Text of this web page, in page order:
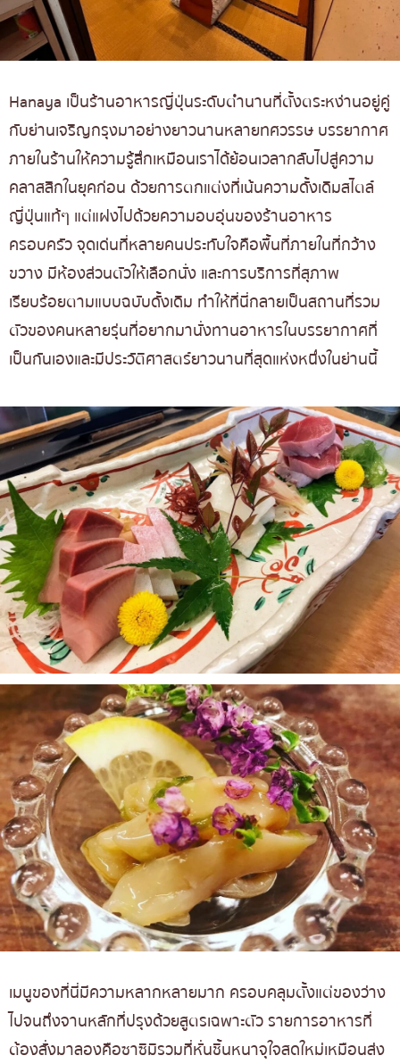
Hanaya เป็นร้านอาหารญี่ปุ่นระดับตำนานที่ตั้งตระหง่านอยู่คู่
กับย่านเจริญกรุงมาอย่างยาวนานหลายทศวรรษ บรรยากาศ
ภายในร้านให้ความรู้สึกเหมือนเราได้ย้อนเวลากลับไปสู่ความ
คลาสสิกในยุคก่อน ด้วยการตกแต่งที่เน้นความดั้งเดิมสไตล์
ญี่ปุ่นแท้ๆ แต่แฝงไปด้วยความอบอุ่นของร้านอาหาร
ครอบครัว จุดเด่นที่หลายคนประทับใจคือพื้นที่ภายในที่กว้าง
ขวาง มีห้องส่วนตัวให้เลือกนั่ง และการบริการที่สุภาพ
เรียบร้อยตามแบบฉบับดั้งเดิม ทำให้ที่นี่กลายเป็นสถานที่รวม
ตัวของคนหลายรุ่นที่อยากมานั่งทานอาหารในบรรยากาศที่
เป็นกันเองและมีประวัติศาสตร์ยาวนานที่สุดแห่งหนึ่งในย่านนี้
เมนูของที่นี่มีความหลากหลายมาก ครอบคลุมตั้งแต่ของว่าง
ไปจนถึงจานหลักที่ปรุงด้วยสูตรเฉพาะตัว รายการอาหารที่
ต้องสั่งมาลองคือซาซิมิรวมที่หั่นชิ้นหนาจุใจสดใหม่เหมือนส่ง